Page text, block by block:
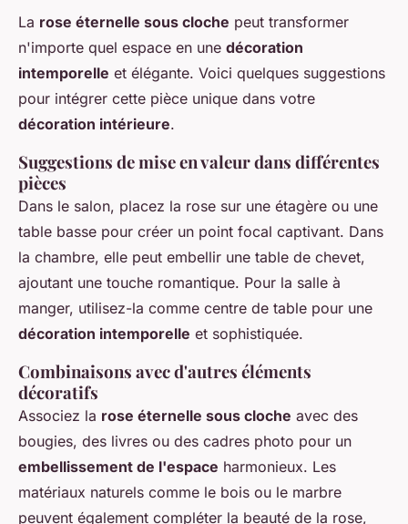
La rose éternelle sous cloche peut transformer
n'importe quel espace en une décoration
intemporelle et élégante. Voici quelques suggestions
pour intégrer cette pièce unique dans votre
décoration intérieure.
Suggestions de mise en valeur dans différentes
pièces
Dans le salon, placez la rose sur une étagère ou une
table basse pour créer un point focal captivant. Dans
la chambre, elle peut embellir une table de chevet,
ajoutant une touche romantique. Pour la salle à
manger, utilisez-la comme centre de table pour une
décoration intemporelle et sophistiquée.
Combinaisons avec d'autres éléments
décoratifs
Associez la rose éternelle sous cloche avec des
bougies, des livres ou des cadres photo pour un
embellissement de l'espace harmonieux. Les
matériaux naturels comme le bois ou le marbre
peuvent également compléter la beauté de la rose,